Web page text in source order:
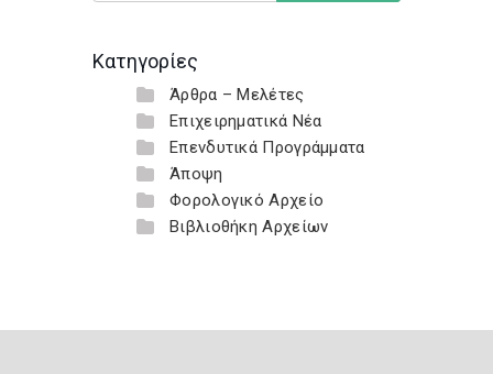
Κατηγορίες
Άρθρα – Μελέτες
Επιχειρηματικά Νέα
Επενδυτικά Προγράμματα
Άποψη
Φορολογικό Αρχείο
Βιβλιοθήκη Αρχείων